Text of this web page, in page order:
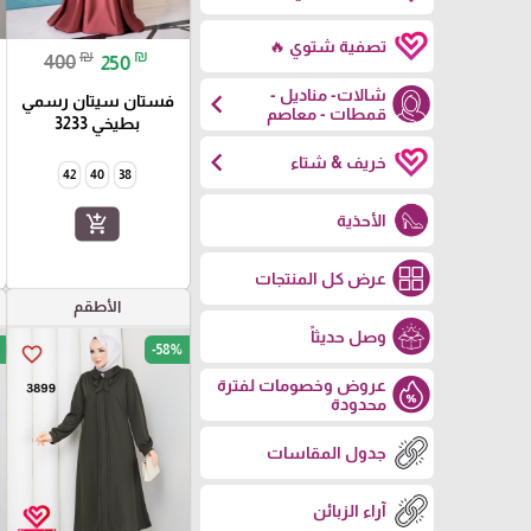
تصفية شتوي 🔥
شالات- مناديل -
قمطات - معاصم
chevron_left
خريف & شتاء chevron_left
الأحذية
عرض كل المنتجات
وصل حديثاً
عروض وخصومات لفترة
محدودة
جدول المقاسات
آراء الزبائن
400₪ 250 ₪
فستان سيتان رسمي
بطيخي 3233
38
40
42
add_shopping_cart
الأطقم
favorite_border -58%